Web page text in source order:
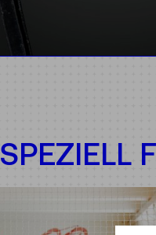
SPEZIELL